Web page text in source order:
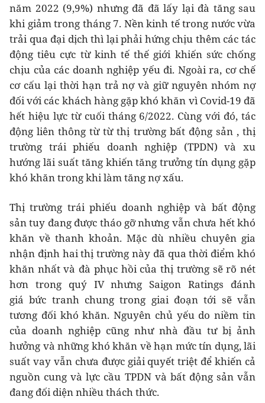
năm 2022 (9,9%) nhưng đã đã lấy lại đà tăng sau
khi giảm trong tháng 7. Nền kinh tế trong nước vừa
trải qua đại dịch thì lại phải hứng chịu thêm các tác
động tiêu cực từ kinh tế thế giới khiến sức chống
chịu của các doanh nghiệp yếu đi. Ngoài ra, cơ chế
cơ cấu lại thời hạn trả nợ và giữ nguyên nhóm nợ
đối với các khách hàng gặp khó khăn vì Covid-19 đã
hết hiệu lực từ cuối tháng 6/2022. Cùng với đó, tác
động liên thông từ từ thị trường bất động sản , thị
trường trái phiếu doanh nghiệp (TPDN) và xu
hướng lãi suất tăng khiến tăng trưởng tín dụng gặp
khó khăn trong khi làm tăng nợ xấu.
Thị trường trái phiếu doanh nghiệp và bất động
sản tuy đang được tháo gỡ nhưng vẫn chưa hết khó
khăn về thanh khoản. Mặc dù nhiều chuyên gia
nhận định hai thị trường này đã qua thời điểm khó
khăn nhất và đà phục hồi của thị trường sẽ rõ nét
hơn trong quý IV nhưng Saigon Ratings đánh
giá bức tranh chung trong giai đoạn tới sẽ vẫn
tương đối khó khăn. Nguyên chủ yếu do niềm tin
của doanh nghiệp cũng như nhà đầu tư bị ảnh
hưởng và những khó khăn về hạn mức tín dụng, lãi
suất vay vẫn chưa được giải quyết triệt để khiến cả
nguồn cung và lực cầu TPDN và bất động sản vẫn
đang đối diện nhiều thách thức.